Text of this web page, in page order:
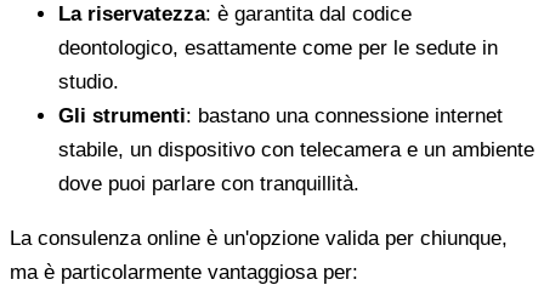
La riservatezza: è garantita dal codice
deontologico, esattamente come per le sedute in
studio.
Gli strumenti: bastano una connessione internet
stabile, un dispositivo con telecamera e un ambiente
dove puoi parlare con tranquillità.
La consulenza online è un'opzione valida per chiunque,
ma è particolarmente vantaggiosa per: